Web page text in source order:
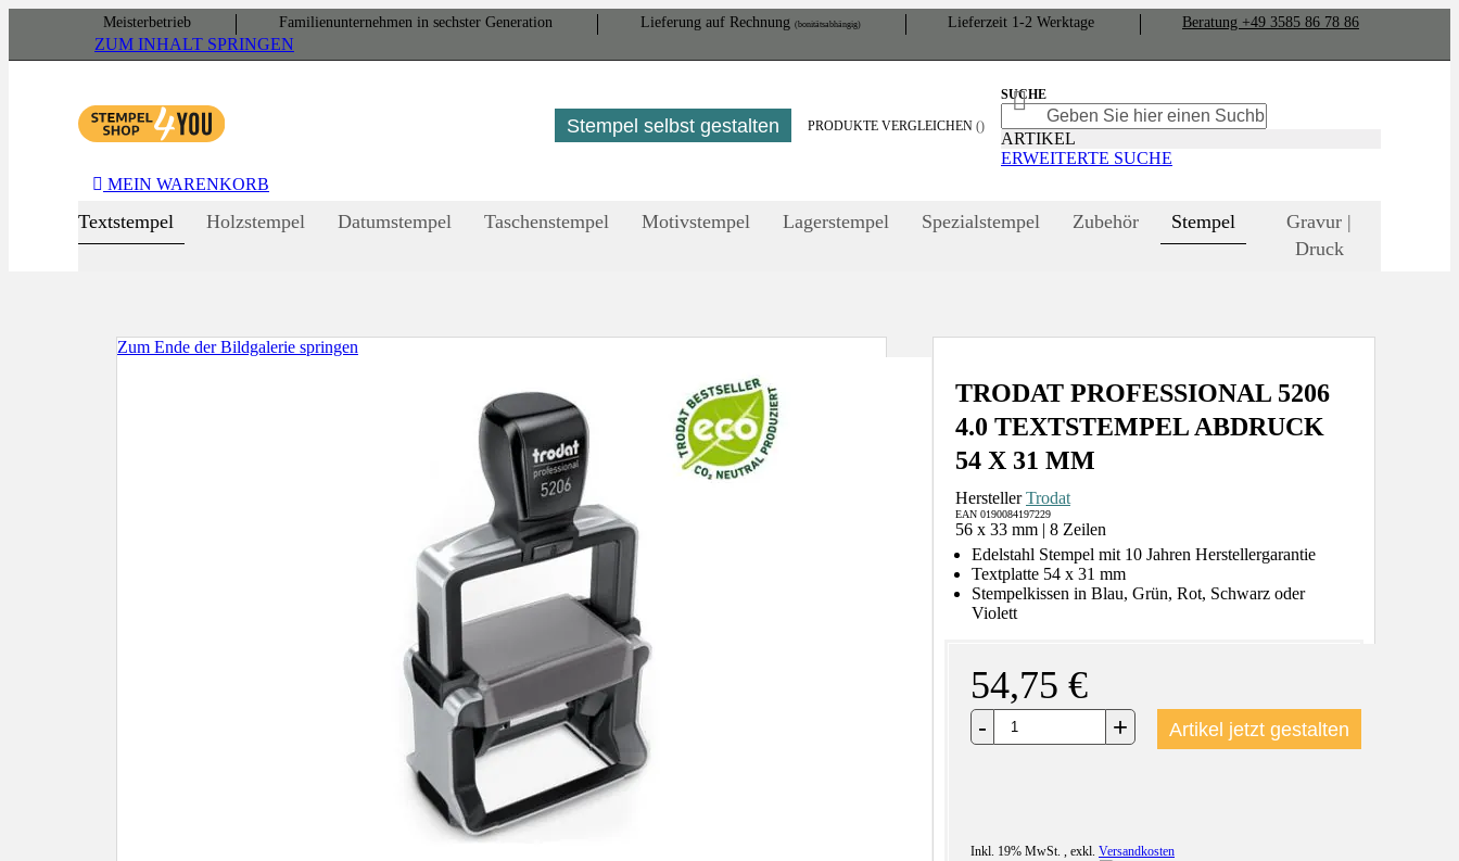
Meister­betrieb Familien­unter­nehmen in sechster Gene­ration Lieferung auf Rech­nung (bonitätsabhängig) Liefer­zeit 1-2 Werk­tage Bera­tung +49 3585 86 78 86
ZUM INHALT SPRINGEN
MEIN WARENKORB
Stempel selbst gestalten
SUCHE
SUCHE
ARTIKEL
ERWEITERTE SUCHE
SUCHE
PRODUKTE VERGLEICHEN
Textstempel Holzstempel Datumstempel Taschenstempel Motivstempel Lagerstempel Spezialstempel Zubehör Stempel
Gravur |
Druck
TRODAT PROFESSIONAL 5206
4.0 TEXTSTEMPEL ABDRUCK
54 X 31 MM
HerstellerTrodat
EAN 0190084197229
56 x 33 mm | 8 Zeilen
Edelstahl Stempel mit 10 Jahren Herstellergarantie
Textplatte 54 x 31 mm
Stempelkissen in Blau, Grün, Rot, Schwarz oder
Violett
54,75 €
- + Artikel jetzt gestalten
Inkl. 19% MwSt. , exkl. Versandkosten
Zum Ende der Bildgalerie springen